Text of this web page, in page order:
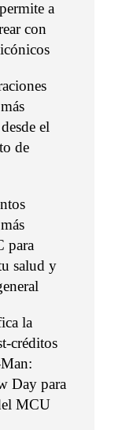
a
con
el
de
para
salud y
la
créditos
Day para
MCU